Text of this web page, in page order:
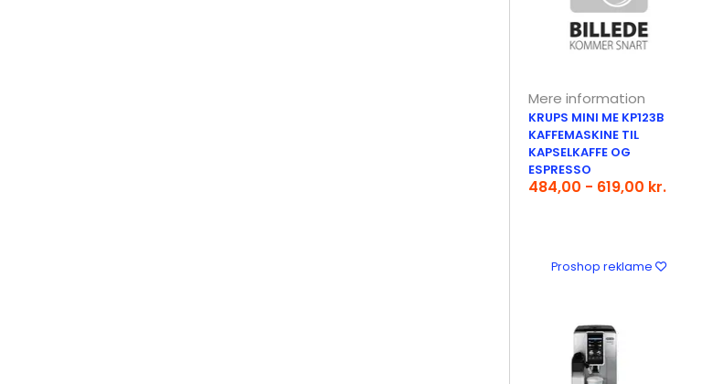
Mere information
KRUPS MINI ME KP123B
KAFFEMASKINE TIL
KAPSELKAFFE OG
ESPRESSO
484,00 - 619,00 kr.
Proshop reklame